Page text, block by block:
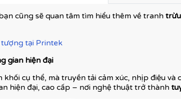
cũng sẽ quan tâm tìm hiểu thêm về tranh
tại Printek
gian hiện đại
cụ thể, mà truyền tải cảm xúc, nhịp điệu và
hiện đại, cao cấp – nơi nghệ thuật trở thành